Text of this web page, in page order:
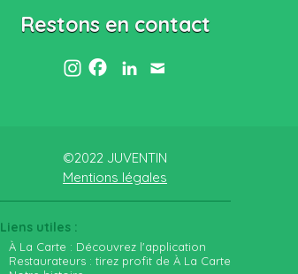
Restons en contact
©2022 JUVENTIN
Mentions légales
Liens utiles :
À La Carte : Découvrez l'application
Restaurateurs : tirez profit de À La Carte